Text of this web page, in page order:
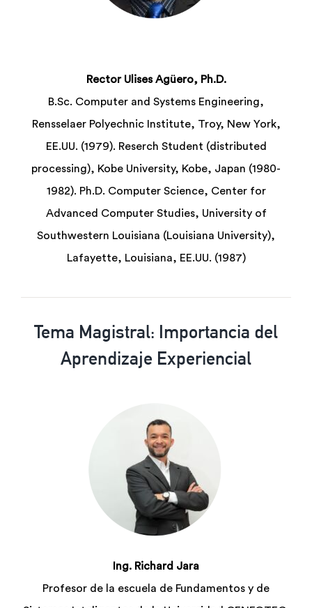
Rector Ulises Agüero, Ph.D.
B.Sc. Computer and Systems Engineering,
Rensselaer Polyechnic Institute, Troy, New York,
EE.UU. (1979). Reserch Student (distributed
processing), Kobe University, Kobe, Japan (1980-
1982). Ph.D. Computer Science, Center for
Advanced Computer Studies, University of
Southwestern Louisiana (Louisiana University),
Lafayette, Louisiana, EE.UU. (1987)
Tema Magistral: Importancia del
Aprendizaje Experiencial
Ing. Richard Jara
Profesor de la escuela de Fundamentos y de